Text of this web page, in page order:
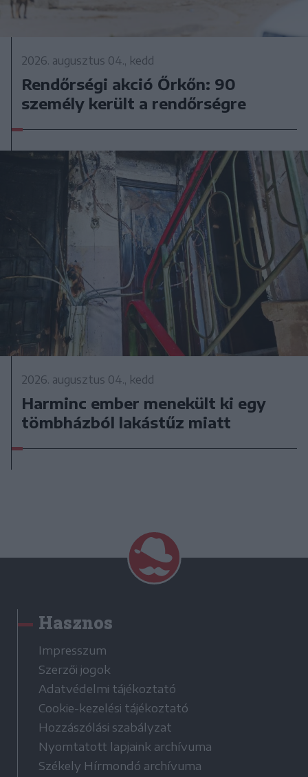
2026. augusztus 04., kedd
Rendőrségi akció Őrkőn: 90
személy került a rendőrségre
2026. augusztus 04., kedd
Harminc ember menekült ki egy
tömbházból lakástűz miatt
Hasznos
Impresszum
Szerzői jogok
Adatvédelmi tájékoztató
Cookie-kezelési tájékoztató
Hozzászólási szabályzat
Nyomtatott lapjaink archívuma
Székely Hírmondó archívuma